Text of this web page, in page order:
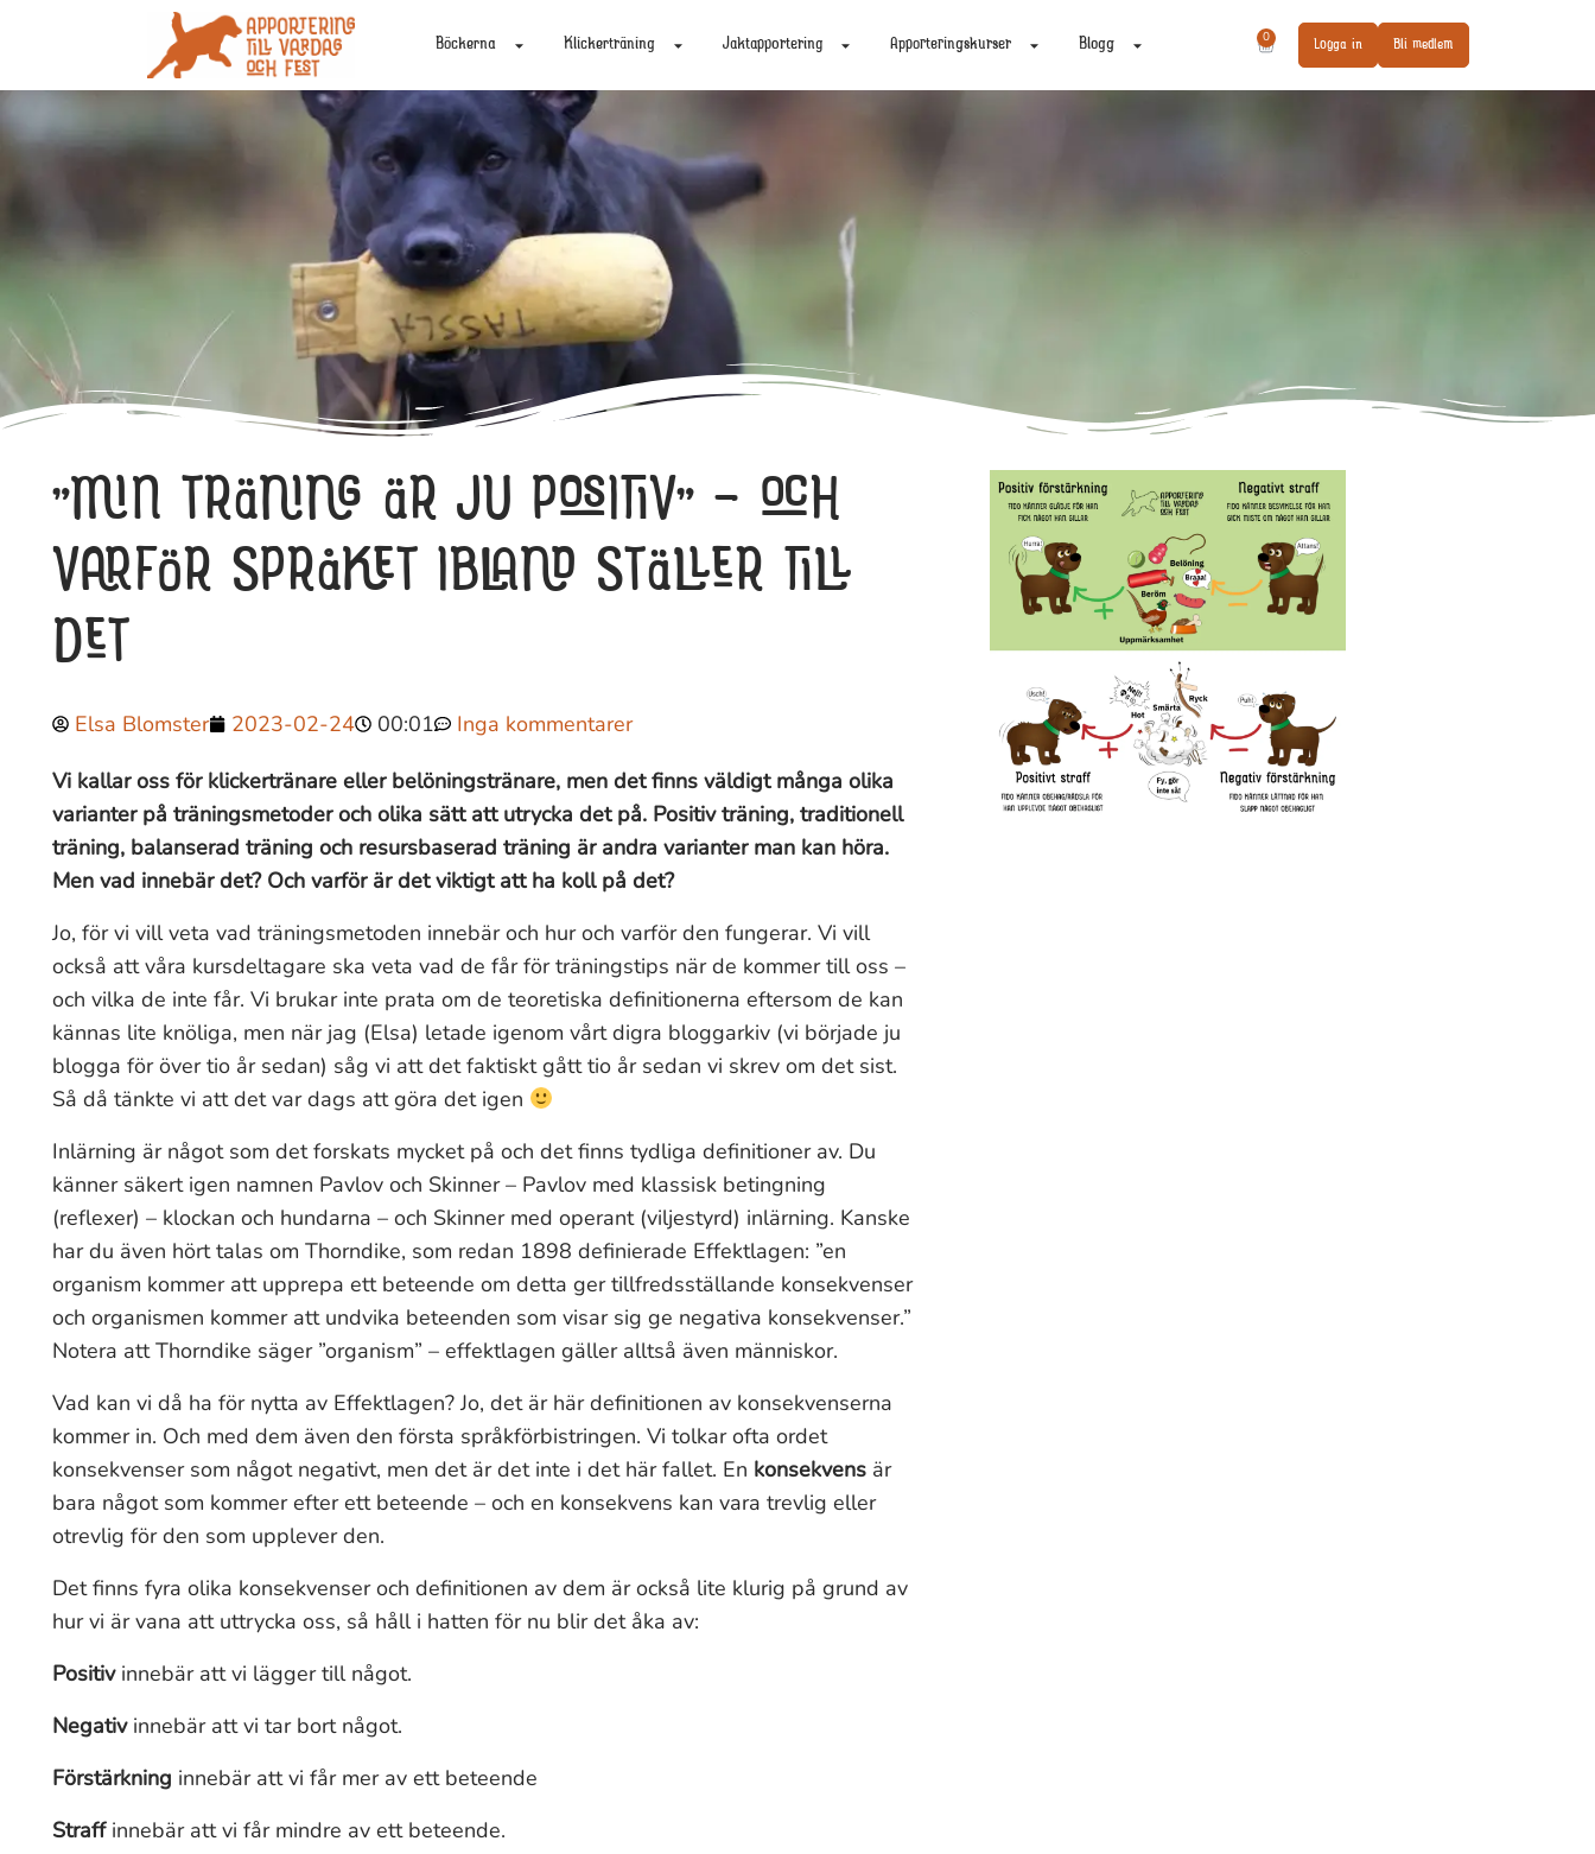
Böckerna Klickerträning Jaktapportering Apporteringskurser Blogg 0 Logga in Bli medlem
”MIN TRÄNING ÄR JU POSITIV” – OCH
VARFÖR SPRÅKET IBLAND STÄLLER TILL
DET
Elsa Blomster 2023-02-24 00:01
Inga kommentarer
Vi kallar oss för klickertränare eller belöningstränare, men det finns väldigt många olika
varianter på träningsmetoder och olika sätt att utrycka det på. Positiv träning, traditionell
träning, balanserad träning och resursbaserad träning är andra varianter man kan höra.
Men vad innebär det? Och varför är det viktigt att ha koll på det?
Jo, för vi vill veta vad träningsmetoden innebär och hur och varför den fungerar. Vi vill
också att våra kursdeltagare ska veta vad de får för träningstips när de kommer till oss –
och vilka de inte får. Vi brukar inte prata om de teoretiska definitionerna eftersom de kan
kännas lite knöliga, men när jag (Elsa) letade igenom vårt digra bloggarkiv (vi började ju
blogga för över tio år sedan) såg vi att det faktiskt gått tio år sedan vi skrev om det sist.
Så då tänkte vi att det var dags att göra det igen
Inlärning är något som det forskats mycket på och det finns tydliga definitioner av. Du
känner säkert igen namnen Pavlov och Skinner – Pavlov med klassisk betingning
(reflexer) – klockan och hundarna – och Skinner med operant (viljestyrd) inlärning. Kanske
har du även hört talas om Thorndike, som redan 1898 definierade Effektlagen: ”en
organism kommer att upprepa ett beteende om detta ger tillfredsställande konsekvenser
och organismen kommer att undvika beteenden som visar sig ge negativa konsekvenser.”
Notera att Thorndike säger ”organism” – effektlagen gäller alltså även människor.
Vad kan vi då ha för nytta av Effektlagen? Jo, det är här definitionen av konsekvenserna
kommer in. Och med dem även den första språkförbistringen. Vi tolkar ofta ordet
konsekvenser som något negativt, men det är det inte i det här fallet. En konsekvens är
bara något som kommer efter ett beteende – och en konsekvens kan vara trevlig eller
otrevlig för den som upplever den.
Det finns fyra olika konsekvenser och definitionen av dem är också lite klurig på grund av
hur vi är vana att uttrycka oss, så håll i hatten för nu blir det åka av:
Positiv innebär att vi lägger till något.
Negativ innebär att vi tar bort något.
Förstärkning innebär att vi får mer av ett beteende
Straff innebär att vi får mindre av ett beteende.